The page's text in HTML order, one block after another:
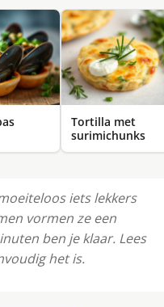
Tortilla met
surimichunks
iets lekkers
vormen ze een
ben je klaar. Lees
het is.